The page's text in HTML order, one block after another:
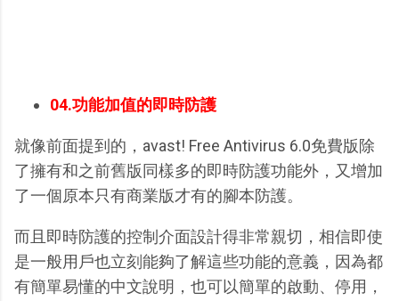
04.功能加值的即時防護
就像前面提到的，avast! Free Antivirus 6.0免費版除
了擁有和之前舊版同樣多的即時防護功能外，又增加
了一個原本只有商業版才有的腳本防護。
而且即時防護的控制介面設計得非常親切，相信即使
是一般用戶也立刻能夠了解這些功能的意義，因為都
有簡單易懂的中文說明，也可以簡單的啟動、停用，